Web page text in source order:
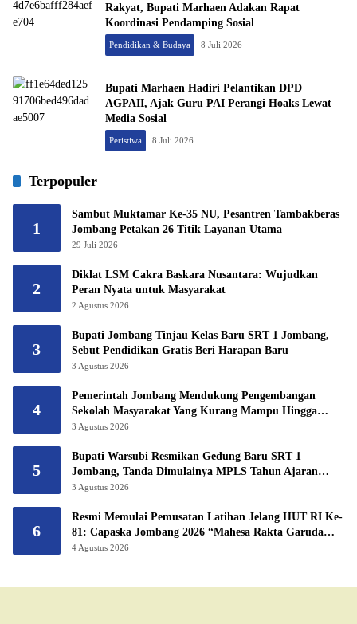
Rakyat, Bupati Marhaen Adakan Rapat
Koordinasi Pendamping Sosial
Pendidikan & Budaya 8 Juli 2026
Bupati Marhaen Hadiri Pelantikan DPD
AGPAII, Ajak Guru PAI Perangi Hoaks Lewat
Media Sosial
Peristiwa 8 Juli 2026
Terpopuler
1
Sambut Muktamar Ke-35 NU, Pesantren Tambakberas
Jombang Petakan 26 Titik Layanan Utama
29 Juli 2026
2
Diklat LSM Cakra Baskara Nusantara: Wujudkan
Peran Nyata untuk Masyarakat
2 Agustus 2026
3
Bupati Jombang Tinjau Kelas Baru SRT 1 Jombang,
Sebut Pendidikan Gratis Beri Harapan Baru
3 Agustus 2026
4
Pemerintah Jombang Mendukung Pengembangan
Sekolah Masyarakat Yang Kurang Mampu Hingga
Hibahkan 6,3 Hektar Untuk Sekolah Rakyat
3 Agustus 2026
5
Bupati Warsubi Resmikan Gedung Baru SRT 1
Jombang, Tanda Dimulainya MPLS Tahun Ajaran
2026/2027
3 Agustus 2026
6
Resmi Memulai Pemusatan Latihan Jelang HUT RI Ke-
81: Capaska Jombang 2026 “Mahesa Rakta Garuda
Yudha”.
4 Agustus 2026